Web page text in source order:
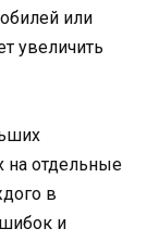
или
увеличить
на отдельные
в
и